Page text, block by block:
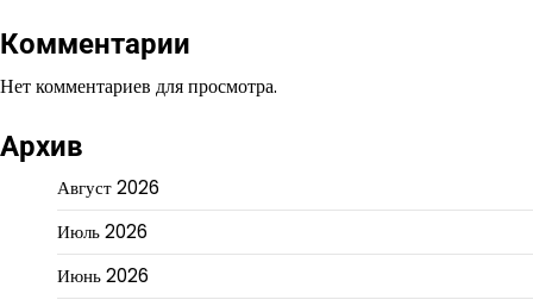
Комментарии
Нет комментариев для просмотра.
Архив
Август 2026
Июль 2026
Июнь 2026